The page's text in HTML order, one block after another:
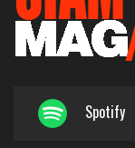
Spotify